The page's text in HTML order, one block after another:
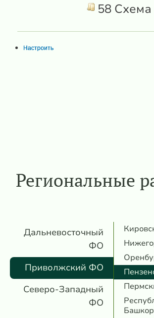
58
Настроить
Региональные
Дальневосточный
ФО
Приволжский ФО
Северо-Западный
ФО